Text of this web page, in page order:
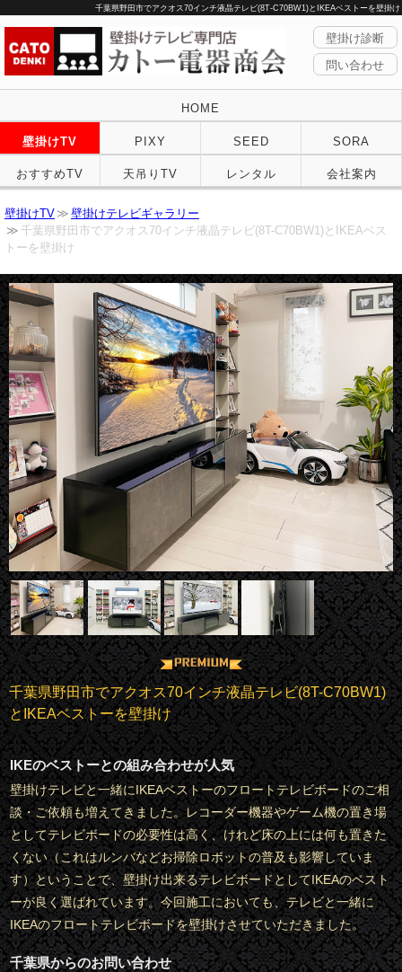
千葉県野田市でアクオス70インチ液晶テレビ(8T-C70BW1)とIKEAベストーを壁掛け
壁掛け診断
問い合わせ
HOME
壁掛けTV PIXY SEED SORA
おすすめTV 天吊りTV レンタル 会社案内
壁掛けTV
壁掛けテレビギャラリー
千葉県野田市でアクオス70インチ液晶テレビ(8T-C70BW1)とIKEAベス
トーを壁掛け
千葉県野田市でアクオス70インチ液晶テレビ(8T-C70BW1)
とIKEAベストーを壁掛け
IKEのベストーとの組み合わせが人気
壁掛けテレビと一緒にIKEAベストーのフロートテレビボードのご相
談・ご依頼も増えてきました。レコーダー機器やゲーム機の置き場
としてテレビボードの必要性は高く、けれど床の上には何も置きた
くない（これはルンバなどお掃除ロボットの普及も影響していま
す）ということで、壁掛け出来るテレビボードとしてIKEAのベスト
ーが良く選ばれています。今回施工においても、テレビと一緒に
IKEAのフロートテレビボードを壁掛けさせていただきました。
千葉県からのお問い合わせ